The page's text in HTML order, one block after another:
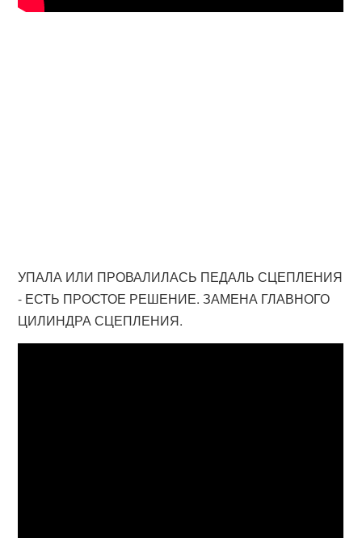
УПАЛА ИЛИ ПРОВАЛИЛАСЬ ПЕДАЛЬ СЦЕПЛЕНИЯ
- ЕСТЬ ПРОСТОЕ РЕШЕНИЕ. ЗАМЕНА ГЛАВНОГО
ЦИЛИНДРА СЦЕПЛЕНИЯ.